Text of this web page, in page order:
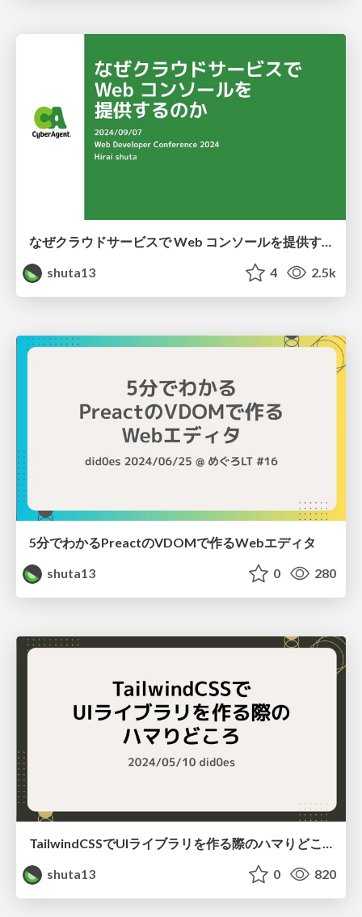
shuta13
4 2.5k
5分でわかるPreactのVDOMで作るWebエディタ
shuta13
0 280
TailwindCSSでUIライブラリを作る際のハマりどころ
shuta13
0 820